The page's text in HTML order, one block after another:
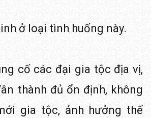
ở loại tình huống này.
cố các đại gia tộc địa vị,
thành đủ ổn định, không
gia tộc, ảnh hưởng thế